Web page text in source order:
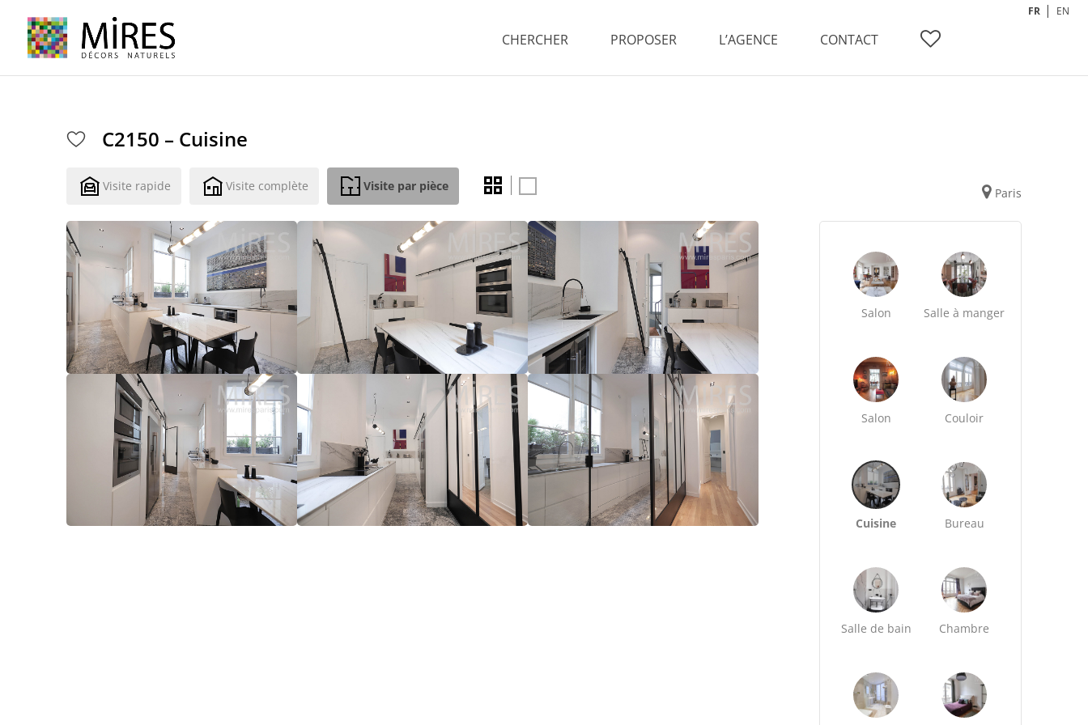
CHERCHER PROPOSER L’AGENCE CONTACT
FR EN
C2150 – Cuisine
Visite rapide Visite complète Visite par pièce Paris
Salon Salle à manger
Salon Couloir
Cuisine Bureau
Salle de bain Chambre